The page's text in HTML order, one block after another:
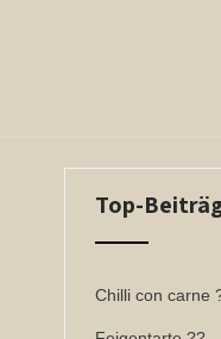
Top-
Chilli con carne